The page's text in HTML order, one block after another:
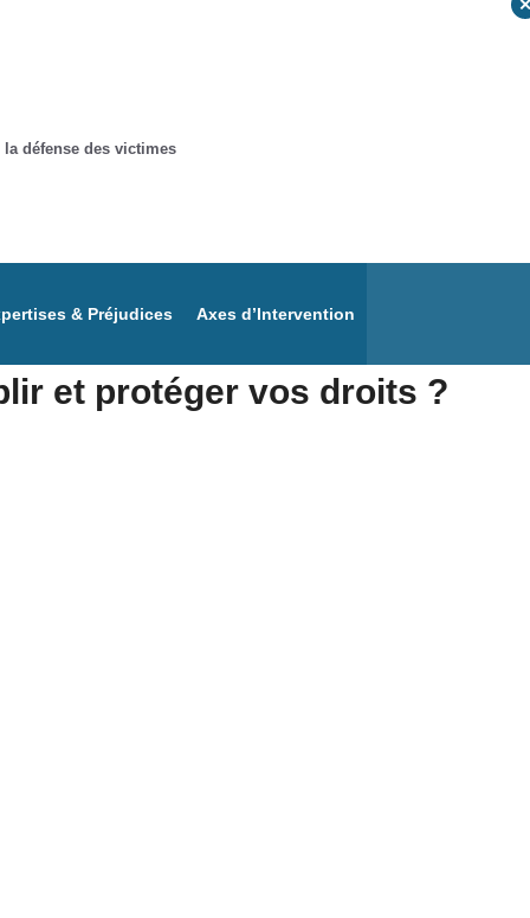
défense des victimes
& Préjudices Axes d’Intervention
et protéger vos droits ?